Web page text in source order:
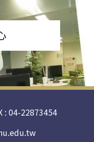
: 04-22873454